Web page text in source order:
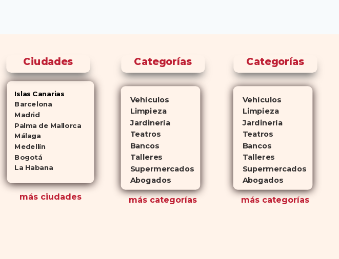
Ciudades
Islas Canarias
Barcelona
Madrid
Palma de Mallorca
Málaga
Medellín
Bogotá
La Habana
más ciudades
Categorías
Vehículos
Limpieza
Jardinería
Teatros
Bancos
Talleres
Supermercados
Abogados
más categorías
Categorías
Vehículos
Limpieza
Jardinería
Teatros
Bancos
Talleres
Supermercados
Abogados
más categorías